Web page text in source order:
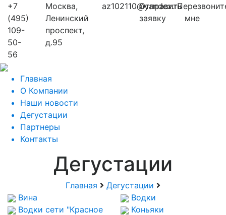
+7
(495)
109-
50-
56
Москва,
Ленинский
проспект,
д.95
az102110@yandex.ru
Отправить
заявку
мне
Главная
О Компании
Наши новости
Дегустации
Партнеры
Контакты
Дегустации
Главная
Дегустации
Вина
Водки
Водки сети "Красное
Коньяки